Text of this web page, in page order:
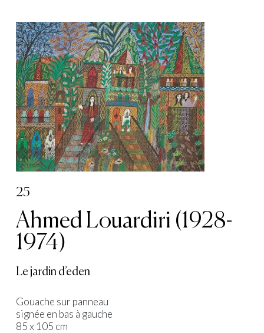
25
Ahmed Louardiri (1928-
1974)
Le jardin d’eden
Gouache sur panneau
signée en bas à gauche
85 x 105 cm